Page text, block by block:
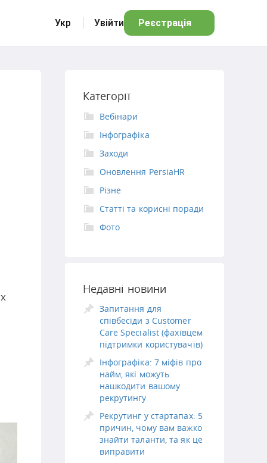
Укр Увійти Реєстрація
Категорії
Вебінари
Інфографіка
Заходи
Оновлення PersiaHR
Різне
Статті та корисні поради
Фото
Недавні новини
Запитання для
співбесіди з Customer
Care Specialist (фахівцем
підтримки користувачів)
Інфографіка: 7 міфів про
найм, які можуть
нашкодити вашому
рекрутингу
Рекрутинг у стартапах: 5
причин, чому вам важко
знайти таланти, та як це
виправити